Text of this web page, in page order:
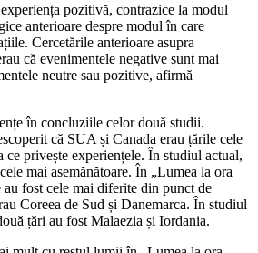
pozitivă, contrazice la modul
anterioare despre modul în care
Cercetările anterioare asupra
că evenimentele negative sunt mai
neutre sau pozitive, afirmă
în concluziile celor două studii.
că SUA și Canada erau țările cele
ce privește experiențele. În studiul actual,
mai asemănătoare. În „Lumea la ora
au fost cele mai diferite din punct de
Coreea de Sud și Danemarca. În studiul
țări au fost Malaezia și Iordania.